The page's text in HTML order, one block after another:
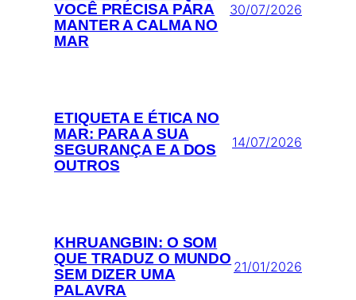
VOCÊ PRECISA PARA
MANTER A CALMA NO
MAR
30/07/2026
ETIQUETA E ÉTICA NO
MAR: PARA A SUA
SEGURANÇA E A DOS
OUTROS
14/07/2026
KHRUANGBIN: O SOM
QUE TRADUZ O MUNDO
SEM DIZER UMA
PALAVRA
21/01/2026